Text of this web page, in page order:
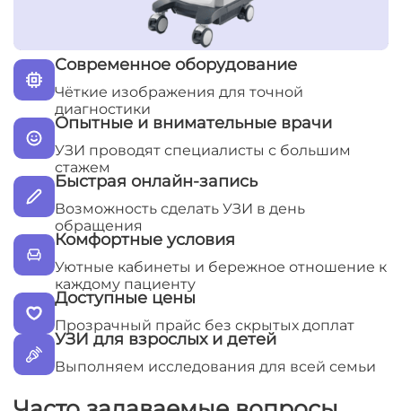
Современное оборудование
Чёткие изображения для точной
диагностики
Опытные и внимательные врачи
УЗИ проводят специалисты с большим
стажем
Быстрая онлайн-запись
Возможность сделать УЗИ в день
обращения
Комфортные условия
Уютные кабинеты и бережное отношение к
каждому пациенту
Доступные цены
Прозрачный прайс без скрытых доплат
УЗИ для взрослых и детей
Выполняем исследования для всей семьи